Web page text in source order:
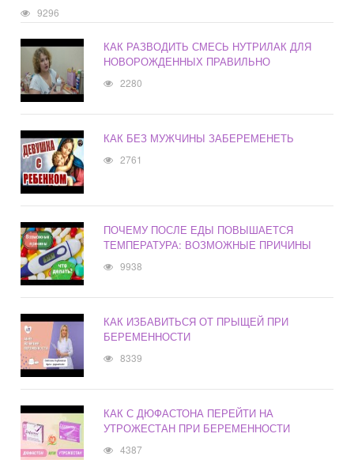
9296
КАК РАЗВОДИТЬ СМЕСЬ НУТРИЛАК ДЛЯ
НОВОРОЖДЕННЫХ ПРАВИЛЬНО
2280
КАК БЕЗ МУЖЧИНЫ ЗАБЕРЕМЕНЕТЬ
2761
ПОЧЕМУ ПОСЛЕ ЕДЫ ПОВЫШАЕТСЯ
ТЕМПЕРАТУРА: ВОЗМОЖНЫЕ ПРИЧИНЫ
9938
КАК ИЗБАВИТЬСЯ ОТ ПРЫЩЕЙ ПРИ
БЕРЕМЕННОСТИ
8339
КАК С ДЮФАСТОНА ПЕРЕЙТИ НА
УТРОЖЕСТАН ПРИ БЕРЕМЕННОСТИ
4387